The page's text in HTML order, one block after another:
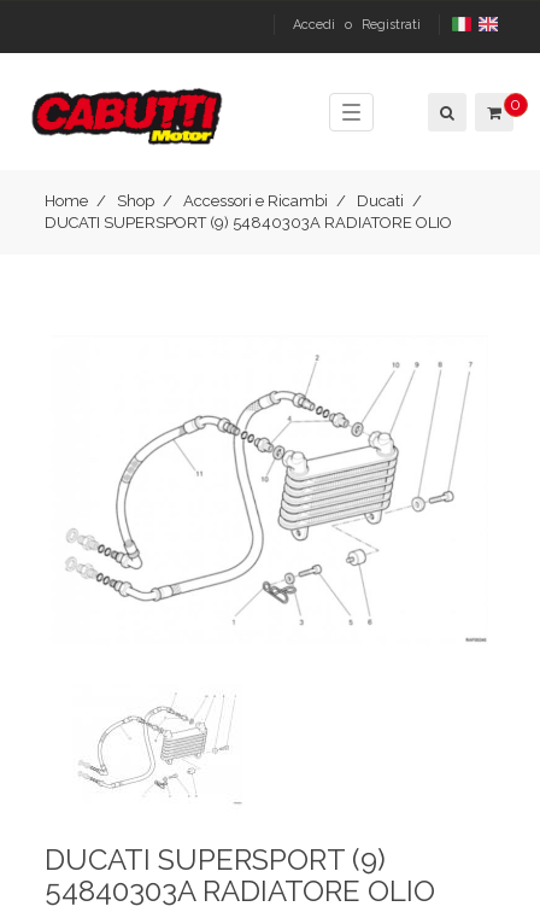
Accedi o Registrati
Toggle
navigation
0
Home Shop Accessori e Ricambi
Ducati
DUCATI SUPERSPORT (9) 54840303A RADIATORE OLIO
DUCATI SUPERSPORT (9)
54840303A RADIATORE OLIO